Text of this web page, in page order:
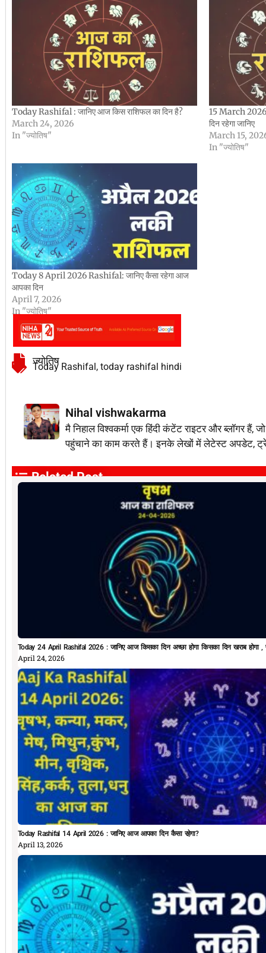
Today Rashifal : जानिए आज किस राशिफल का दिन है?
March 24, 2026
In "ज्योतिष"
15 March
दिन रहेगा जानिए
March 15,
In "ज्योतिष"
Today 8 April 2026 Rashifal: जानिए कैसा रहेगा आज
आपका दिन
April 7, 2026
In "ज्योतिष"
ज्योतिष
Today Rashifal , today rashifal hindi
Nihal vishwakarma
मै निहाल विश्वकर्मा एक हिंदी कंटेंट राइटर और
पहुंचाने का काम करते हैं। इनके लेखों में लेटेस्ट अपडेट,
Related Post
Today 24 April Rashifal 2026 : जानिए आज किसका दिन अच्छा होगा किसका दिन खराब होगा ,
April 24, 2026
Today Rashifal 14 April 2026 : जानिए आज आपका दिन कैसा रहेगा?
April 13, 2026